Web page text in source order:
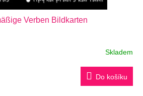
Verben Bildkarten
Skladem
Do košíku